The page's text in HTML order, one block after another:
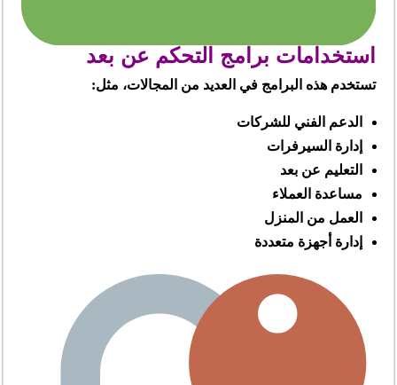
استخدامات برامج التحكم عن بعد
تستخدم هذه البرامج في العديد من المجالات، مثل:
الدعم الفني للشركات
إدارة السيرفرات
التعليم عن بعد
مساعدة العملاء
العمل من المنزل
إدارة أجهزة متعددة